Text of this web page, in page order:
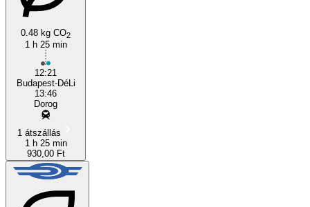
0.48 kg CO2
1 h 25 min
12:21
Budapest-DéLi
13:46
Dorog
1 átszállás
1 h 25 min
930,00 Ft